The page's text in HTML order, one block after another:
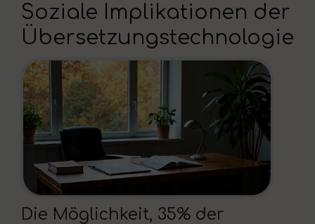
Soziale Implikationen der
Übersetzungstechnologie
Die Möglichkeit, 35% der